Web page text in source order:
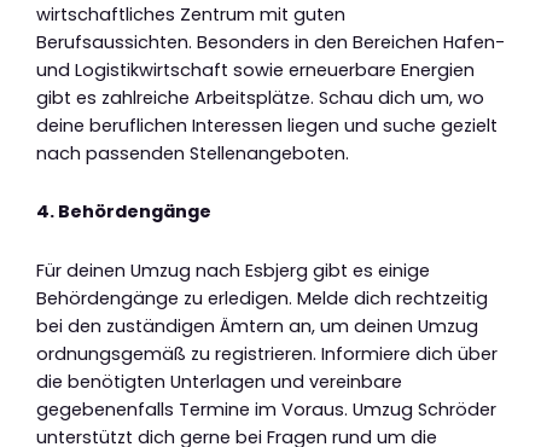
wirtschaftliches Zentrum mit guten
Berufsaussichten. Besonders in den Bereichen Hafen-
und Logistikwirtschaft sowie erneuerbare Energien
gibt es zahlreiche Arbeitsplätze. Schau dich um, wo
deine beruflichen Interessen liegen und suche gezielt
nach passenden Stellenangeboten.
4. Behördengänge
Für deinen Umzug nach Esbjerg gibt es einige
Behördengänge zu erledigen. Melde dich rechtzeitig
bei den zuständigen Ämtern an, um deinen Umzug
ordnungsgemäß zu registrieren. Informiere dich über
die benötigten Unterlagen und vereinbare
gegebenenfalls Termine im Voraus. Umzug Schröder
unterstützt dich gerne bei Fragen rund um die